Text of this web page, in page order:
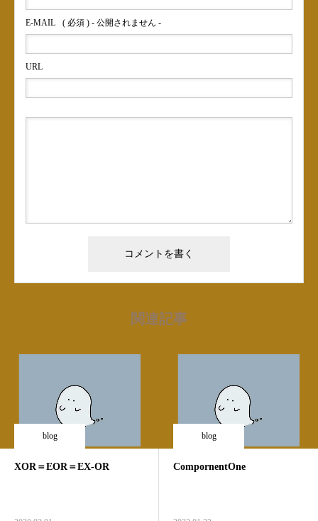
E-MAIL ( 必須 ) - 公開されません -
URL
関連記事
blog
XOR＝EOR＝EX-OR
blog
CompornentOne